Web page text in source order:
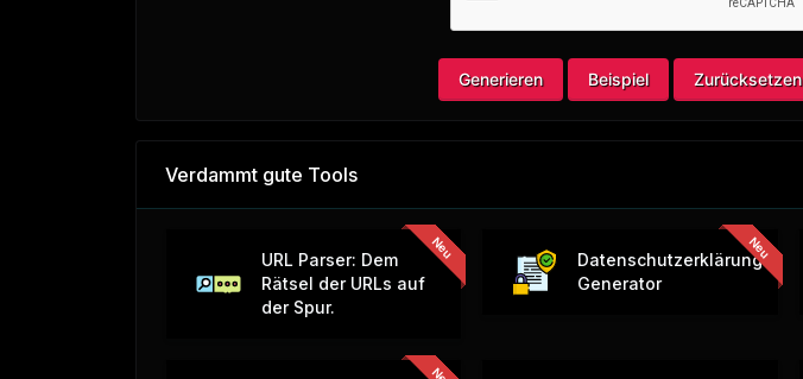
Generieren Beispiel Zurücksetzen
Verdammt gute Tools
URL Parser: Dem
Rätsel der URLs auf
der Spur.
Datenschutzerklärung
Generator